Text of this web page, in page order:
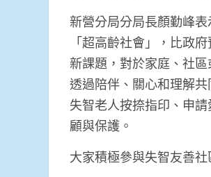
新營分局分局長顏勤峰
「超高齡社會」，比政
新課題，對於家庭、社
透過陪伴、關心和理解
失智老人按捺指印、申
顧與保護。
大家積極參與失智友善